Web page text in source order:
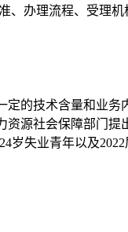
办理流程、受理机
技术含量和业务
源社会保障部门
失业青年以及2022